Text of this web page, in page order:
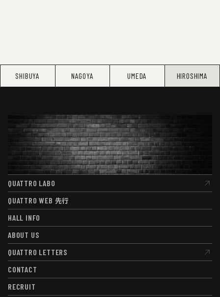
SHIBUYA NAGOYA UMEDA HIROSHIMA
QUATTRO LABO
QUATTRO LABO
QUATTRO WEB 先行
QUATTRO WEB先行
HALL INFO
HALL INFO
ABOUT US
ABOUT US
QUATTRO LETTERS
QUATTRO LETTERS
CONTACT
CONTACT
RECRUIT
RECRUIT